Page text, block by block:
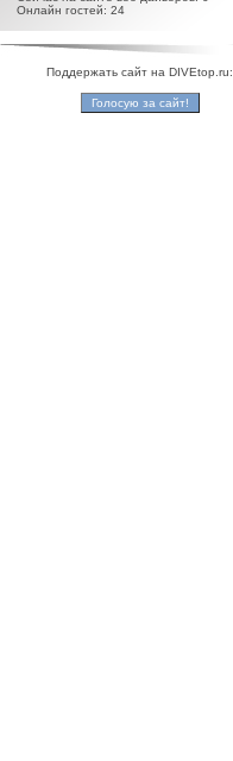
Онлайн гостей: 24
Поддержать сайт на DIVEtop.ru: